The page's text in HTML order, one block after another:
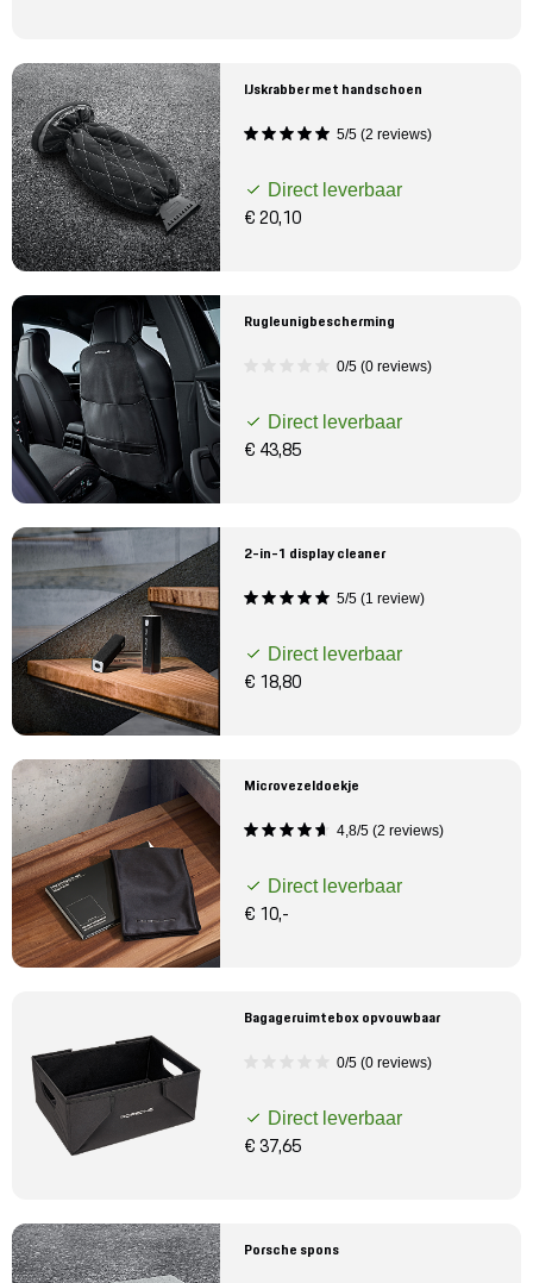
IJskrabber met handschoen
5/5 (2 reviews)
Direct leverbaar
€ 20,10
Rugleunigbescherming
0/5 (0 reviews)
Direct leverbaar
€ 43,85
2-in-1 display cleaner
5/5 (1 review)
Direct leverbaar
€ 18,80
Microvezeldoekje
4,8/5 (2 reviews)
Direct leverbaar
€ 10,-
Bagageruimtebox opvouwbaar
0/5 (0 reviews)
Direct leverbaar
€ 37,65
Porsche spons